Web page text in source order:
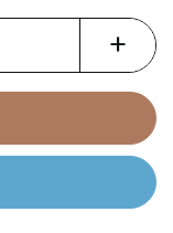
+